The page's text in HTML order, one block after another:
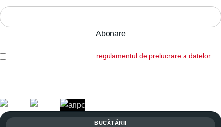
regulamentul de prelucrare a datelor
BUCĂTĂRII